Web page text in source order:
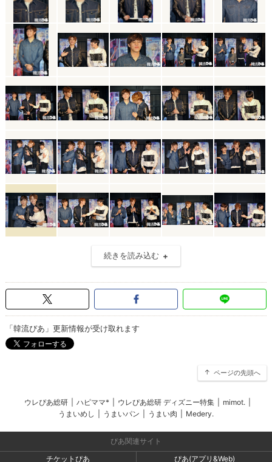
続きを読み込む
「韓流ぴあ」更新情報が受け取れます
ページの先頭へ
ウレぴあ総研 ハピママ* ウレぴあ総研 ディズニー特集 mimot.
うまいめし
うまいパン うまい肉 Medery.
ぴあ関連サイト
チケットぴあ
ぴあ(アプリ&Web)